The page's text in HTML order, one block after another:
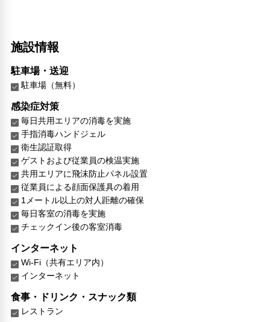
施設情報
駐車場・送迎
駐車場（無料）
感染症対策
毎日共用エリアの消毒を実施
手指消毒ハンドジェル
衛生認証取得
ゲストおよび従業員の検温実施
共用エリアに飛沫防止パネル設置
従業員による顔面保護具の着用
1メートル以上の対人距離の確保
毎日客室の消毒を実施
チェックイン後の客室消毒
インターネット
Wi-Fi（共有エリア内）
インターネット
食事・ドリンク・スナック類
レストラン